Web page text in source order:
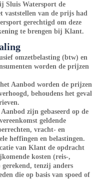
Sluis Watersport de
vaststellen van de prijs had
gerechtigd om deze
te brengen bij Klant.
omzetbelasting (btw) en
worden de prijzen
Aanbod worden de prijzen
behoudens het geval
zijn gebaseerd op de
geldende
vracht- en
heffingen en belastingen.
van Klant de opdracht
kosten (reis-,
tenzij anders
die op basis van spoed of